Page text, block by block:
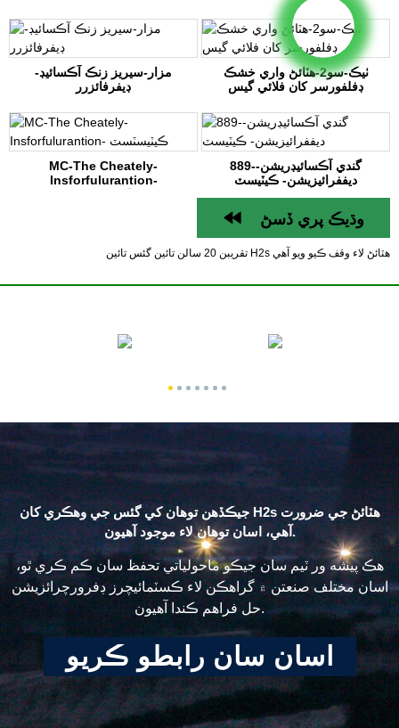
مزار-سيريز زنڪ آڪسائيڊ-
ڊيفرفائزرر
ٺيڪ-سو2-هٽائڻ واري خشڪ
ڊفلفورسر کان فلائي گيس
MC-The Cheately-
Insforfulurantion-
889-گندي آڪسائيڊريشن-
ديففرائيزيشن- ڪيٽيسٽ
وڌيڪ پري ڏسڻ
تقريبن 20 سالن تائين گئس تائين H2s هٽائڻ لاء وقف ڪيو ويو آهي
جيڪڏهن توهان کي گئس جي وهڪري کان H2s هٽائڻ جي ضرورت
آهي، اسان توهان لاء موجود آهيون.
هڪ پيشه ور ٽيم سان جيڪو ماحولياتي تحفظ سان ڪم ڪري ٿو،
اسان مختلف صنعتن ۾ گراهڪن لاء ڪسٽمائيچرز ڊفرورچرائزيشن
حل فراهم ڪندا آهيون.
اسان سان رابطو ڪريو